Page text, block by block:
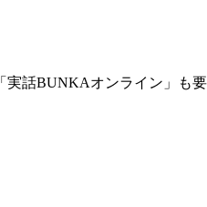
実話BUNKAオンライン」も